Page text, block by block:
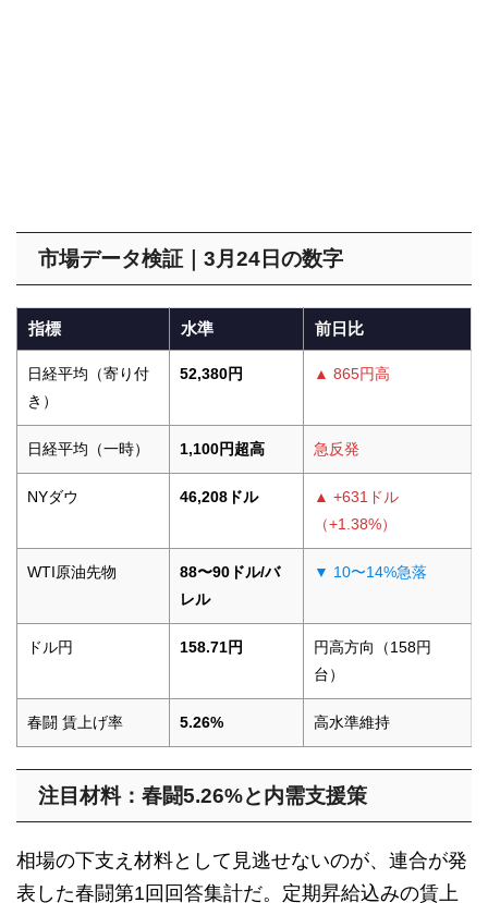
市場データ検証｜3月24日の数字
指標 水準 前日比
日経平均（寄り付
き）
52,380円 ▲ 865円高
日経平均（一時） 1,100円超高 急反発
NYダウ 46,208ドル
▲ +631ドル
（+1.38%）
WTI原油先物
88〜90ドル/バ
レル
▼ 10〜14%急落
ドル円 158.71円
円高方向（158円
台）
春闘 賃上げ率 5.26% 高水準維持
注目材料：春闘5.26%と内需支援策
相場の下支え材料として見逃せないのが、連合が発
表した春闘第1回回答集計だ。定期昇給込みの賃上